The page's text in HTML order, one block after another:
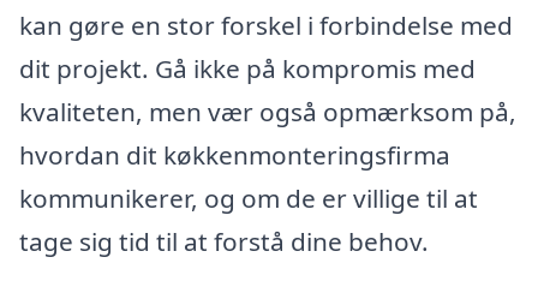
kan gøre en stor forskel i forbindelse med
dit projekt. Gå ikke på kompromis med
kvaliteten, men vær også opmærksom på,
hvordan dit køkkenmonteringsfirma
kommunikerer, og om de er villige til at
tage sig tid til at forstå dine behov.